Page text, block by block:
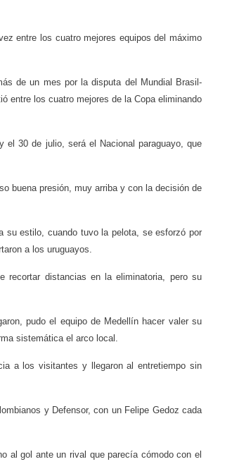
entre los cuatro mejores equipos del máximo
de un mes por la disputa del Mundial Brasil-
entre los cuatro mejores de la Copa eliminando
el 30 de julio, será el Nacional paraguayo, que
buena presión, muy arriba y con la decisión de
su estilo, cuando tuvo la pelota, se esforzó por
a los uruguayos.
recortar distancias en la eliminatoria, pero su
pudo el equipo de Medellín hacer valer su
sistemática el arco local.
a los visitantes y llegaron al entretiempo sin
y Defensor, con un Felipe Gedoz cada
al gol ante un rival que parecía cómodo con el